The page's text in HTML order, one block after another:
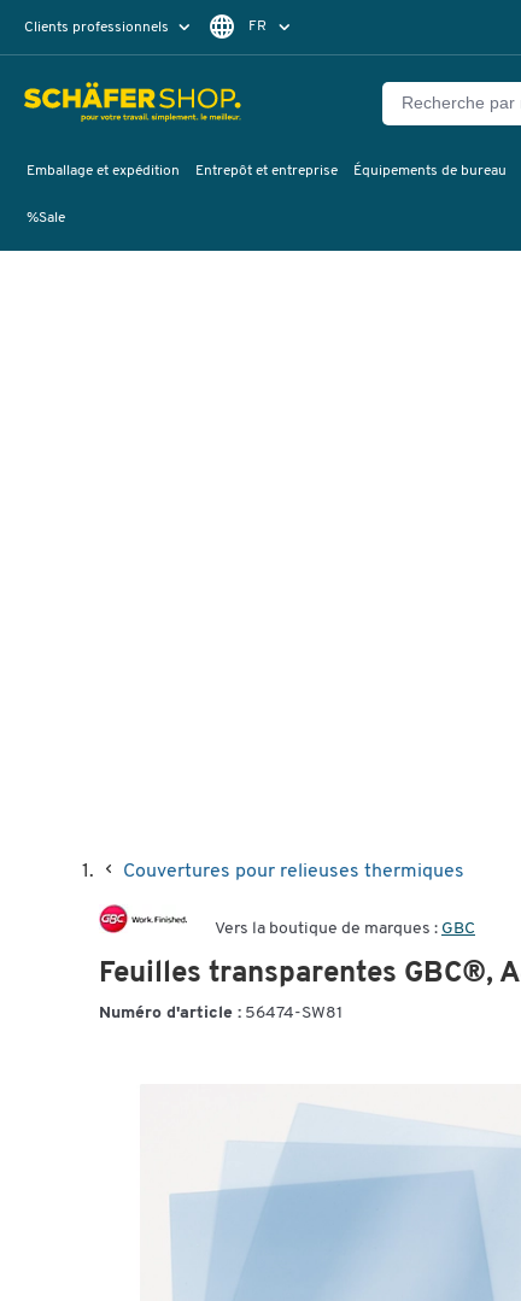
Clients professionnels FR
Emballage et expédition Entrepôt et entreprise Équipements de bureau
%Sale
Couvertures pour relieuses thermiques
Vers la boutique de marques : GBC
Feuilles transparentes GBC®,
Numéro d'article : 56474-SW81